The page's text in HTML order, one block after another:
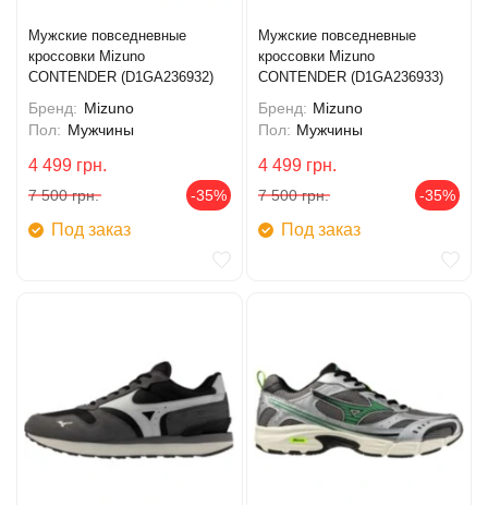
Мужские повседневные
кроссовки Mizuno
CONTENDER (D1GA236932)
Бренд: Mizuno
Пол: Мужчины
4 499 грн.
7 500 грн. -35%
Под заказ
Мужские повседневные
кроссовки Mizuno
CONTENDER (D1GA236933)
Бренд: Mizuno
Пол: Мужчины
4 499 грн.
7 500 грн. -35%
Под заказ